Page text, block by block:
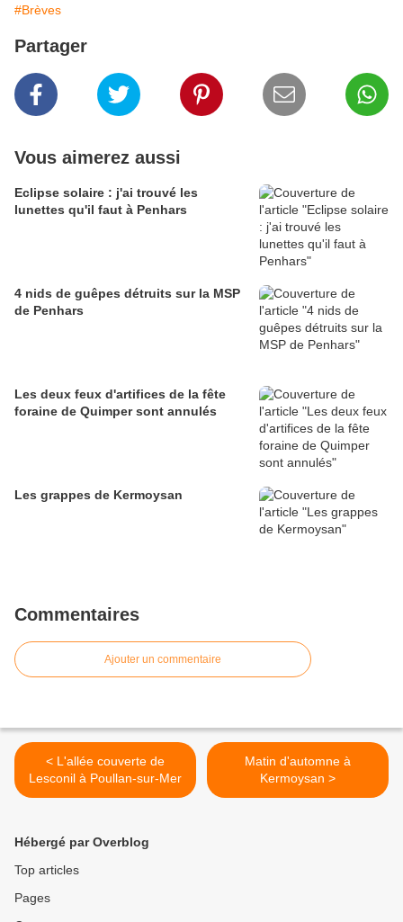
#Brèves
Partager
Vous aimerez aussi
Eclipse solaire : j'ai trouvé les
lunettes qu'il faut à Penhars
4 nids de guêpes détruits sur la MSP
de Penhars
Les deux feux d'artifices de la fête
foraine de Quimper sont annulés
Les grappes de Kermoysan
Commentaires
Ajouter un commentaire
< L'allée couverte de
Lesconil à Poullan-sur-Mer
Matin d'automne à
Kermoysan >
Hébergé par Overblog
Top articles
Pages